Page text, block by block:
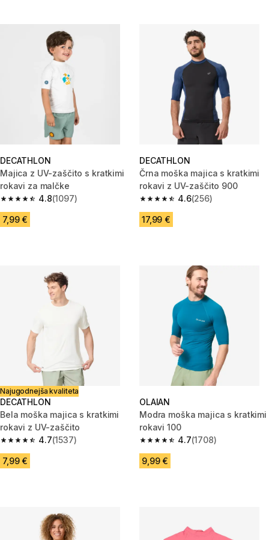
DECATHLON
Majica z UV-zaščito s kratkimi
rokavi za malčke
4.8
4.8 od 5 zvezdic from 1097 ocene
(1097)
7,99 €
DECATHLON
Črna moška majica s kratkimi
rokavi z UV-zaščito 900
4.6
4.6 od 5 zvezdic from 256
(256)
17,99 €
Najugodnejša kvaliteta
DECATHLON
Bela moška majica s kratkimi
rokavi z UV-zaščito
4.7
4.7 od 5 zvezdic from 1537 ocene
(1537)
7,99 €
OLAIAN
Modra moška majica s kratkimi
rokavi 100
4.7
4.7 od 5 zvezdic from 1708
(1708)
9,99 €